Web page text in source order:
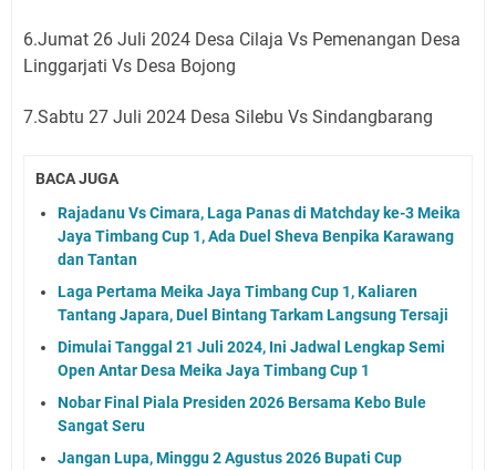
6.Jumat 26 Juli 2024 Desa Cilaja Vs Pemenangan Desa
Linggarjati Vs Desa Bojong
7.Sabtu 27 Juli 2024 Desa Silebu Vs Sindangbarang
BACA JUGA
Rajadanu Vs Cimara, Laga Panas di Matchday ke-3 Meika
Jaya Timbang Cup 1, Ada Duel Sheva Benpika Karawang
dan Tantan
Laga Pertama Meika Jaya Timbang Cup 1, Kaliaren
Tantang Japara, Duel Bintang Tarkam Langsung Tersaji
Dimulai Tanggal 21 Juli 2024, Ini Jadwal Lengkap Semi
Open Antar Desa Meika Jaya Timbang Cup 1
Nobar Final Piala Presiden 2026 Bersama Kebo Bule
Sangat Seru
Jangan Lupa, Minggu 2 Agustus 2026 Bupati Cup